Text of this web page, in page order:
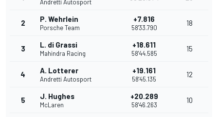
Andretti Autosport
2 P. Wehrlein
Porsche Team
+7.816
58'33.790
18
3 L. di Grassi
Mahindra Racing
+18.611
58'44.585
15
4 A. Lotterer
Andretti Autosport
+19.161
58'45.135
12
5 J. Hughes
McLaren
+20.289
58'46.263
10